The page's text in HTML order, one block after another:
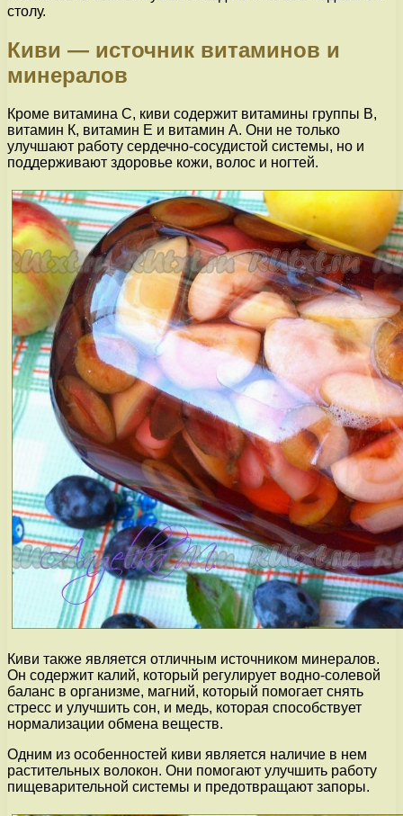
столу.
Киви — источник витаминов и
минералов
Кроме витамина C, киви содержит витамины группы В,
витамин К, витамин Е и витамин А. Они не только
улучшают работу сердечно-сосудистой системы, но и
поддерживают здоровье кожи, волос и ногтей.
Киви также является отличным источником минералов.
Он содержит калий, который регулирует водно-солевой
баланс в организме, магний, который помогает снять
стресс и улучшить сон, и медь, которая способствует
нормализации обмена веществ.
Одним из особенностей киви является наличие в нем
растительных волокон. Они помогают улучшить работу
пищеварительной системы и предотвращают запоры.